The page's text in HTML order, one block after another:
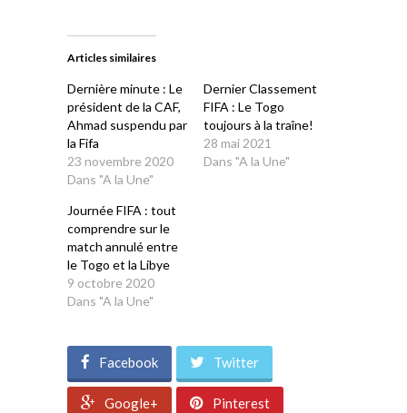
dans
nouvelle
dans
nouvelle
Articles similaires
Dernière minute : Le
président de la CAF,
Ahmad suspendu par
la Fifa
23 novembre 2020
Dans "A la Une"
Dernier Classement
FIFA : Le Togo
toujours à la traîne!
28 mai 2021
Dans "A la Une"
Journée FIFA : tout
comprendre sur le
match annulé entre
le Togo et la Libye
9 octobre 2020
Dans "A la Une"
Facebook Twitter
Google+ Pinterest